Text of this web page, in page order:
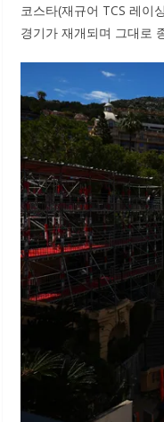
코스타(재규어 TCS 레이
경기가 재개되며 그대로